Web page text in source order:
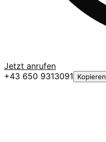
Jetzt anrufen
+43 650 9313091
Kopieren